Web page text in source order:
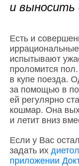
и выносить
Есть и
испытывают
проломится
в купе поезда.
за помощью в
ей регулярно
кошмар. Она
и летит вниз
Если у Вас
задать их
приложении